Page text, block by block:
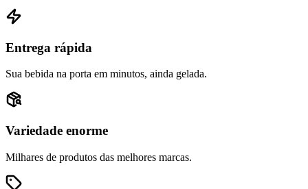
Entrega rápida
Sua bebida na porta em minutos, ainda gelada.
Variedade enorme
Milhares de produtos das melhores marcas.